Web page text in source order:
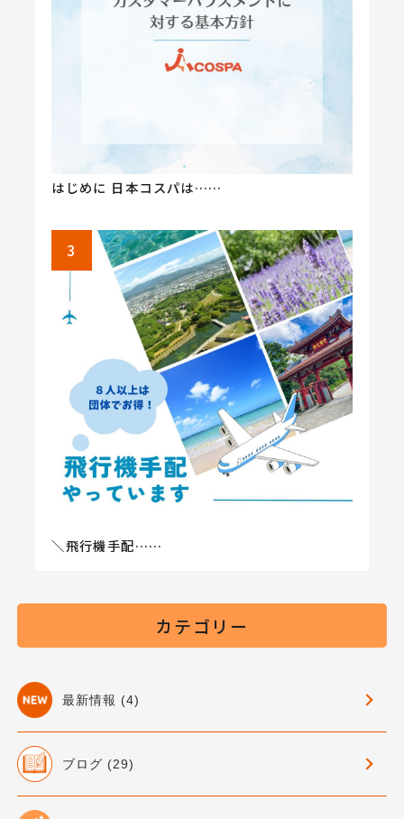
はじめに 日本コスパは……
＼飛行機手配……
カテゴリー
最新情報 (4)
ブログ (29)